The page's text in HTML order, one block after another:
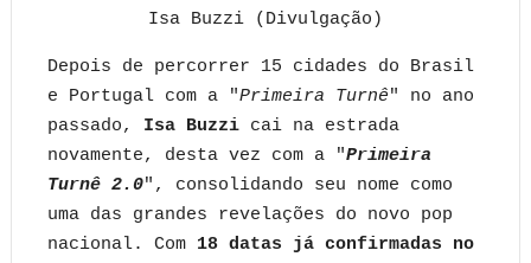
Isa Buzzi (Divulgação)
Depois de percorrer 15 cidades do Brasil
e Portugal com a "Primeira Turnê" no ano
passado, Isa Buzzicai na estrada
novamente, desta vez com a "Primeira
Turnê 2.0", consolidando seu nome como
uma das grandes revelações do novo pop
nacional. Com 18 datas já confirmadas no